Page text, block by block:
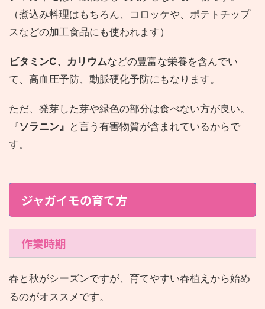
（煮込み料理はもちろん、コロッケや、ポテトチップ
スなどの加工食品にも使われます）
ビタミンⅭ、カリウムなどの豊富な栄養を含んでい
て、高血圧予防、動脈硬化予防にもなります。
ただ、発芽した芽や緑色の部分は食べない方が良い。
『 ソラニン』 と言う有害物質が含まれているからで
す。
ジャガイモの育て方
作業時期
春と秋がシーズンですが、育てやすい春植えから始め
るのがオススメです。